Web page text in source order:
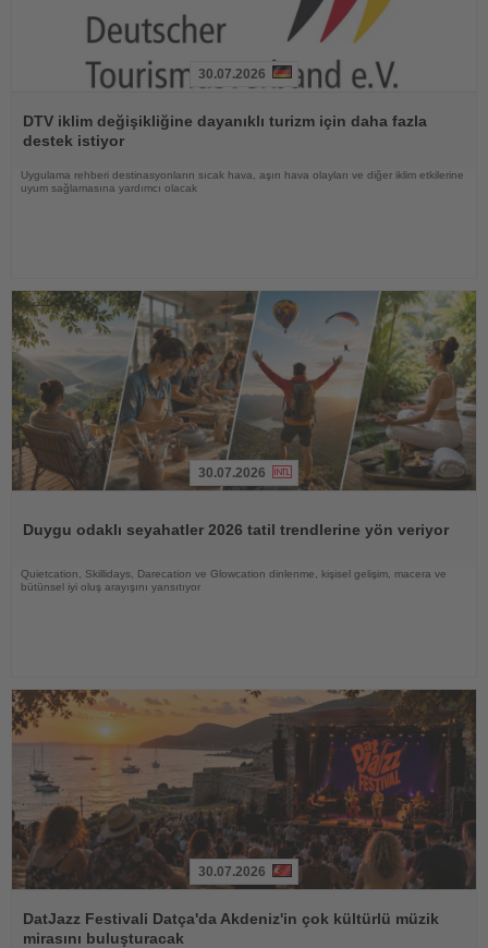
Oku
30.07.2026
DTV iklim değişikliğine dayanıklı turizm için daha fazla
destek istiyor
Uygulama rehberi destinasyonların sıcak hava, aşırı hava olayları ve diğer iklim etkilerine
uyum sağlamasına yardımcı olacak
30.07.2026
Duygu odaklı seyahatler 2026 tatil trendlerine yön veriyor
Quietcation, Skillidays, Darecation ve Glowcation dinlenme, kişisel gelişim, macera ve
bütünsel iyi oluş arayışını yansıtıyor
Oku
30.07.2026
DatJazz Festivali Datça'da Akdeniz'in çok kültürlü müzik
mirasını buluşturacak